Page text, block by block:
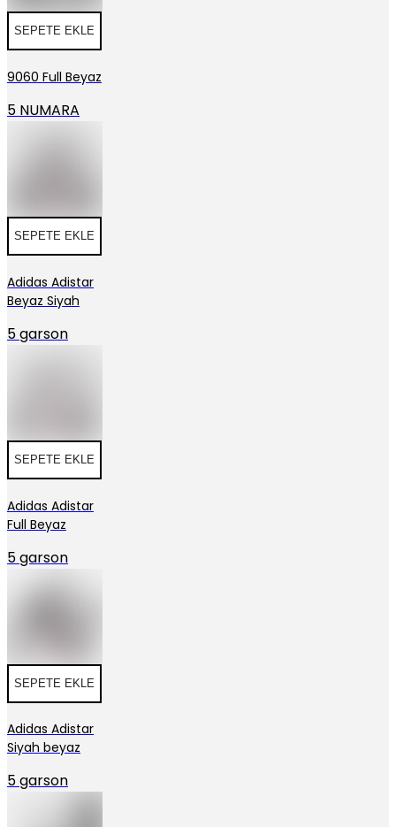
SEPETE EKLE
9060 Full Beyaz
5 NUMARA
SEPETE EKLE
Adidas Adistar
Beyaz Siyah
5 garson
SEPETE EKLE
Adidas Adistar
Full Beyaz
5 garson
SEPETE EKLE
Adidas Adistar
Siyah beyaz
5 garson